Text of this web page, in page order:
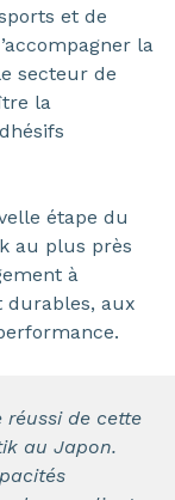
et de
la
secteur de
la
étape du
au plus près
à
durables, aux
de cette
au Japon.